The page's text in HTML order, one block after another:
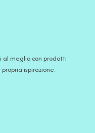
al meglio con prodotti
ispirazione.